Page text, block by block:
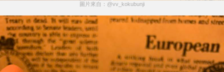
圖片來自：@vv_kokubunji